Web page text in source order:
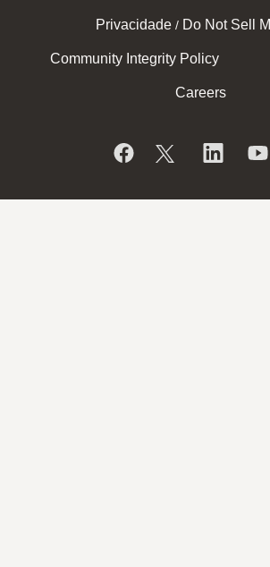
Privacidade / Do Not Sell
Community Integrity Policy
Careers